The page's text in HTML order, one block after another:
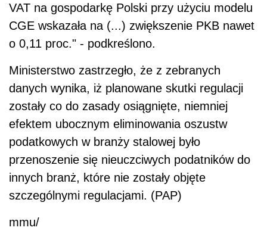
VAT na gospodarkę Polski przy użyciu modelu
CGE wskazała na (...) zwiększenie PKB nawet
o 0,11 proc." - podkreślono.
Ministerstwo zastrzegło, że z zebranych
danych wynika, iż planowane skutki regulacji
zostały co do zasady osiągnięte, niemniej
efektem ubocznym eliminowania oszustw
podatkowych w branży stalowej było
przenoszenie się nieuczciwych podatników do
innych branż, które nie zostały objęte
szczególnymi regulacjami. (PAP)
mmu/